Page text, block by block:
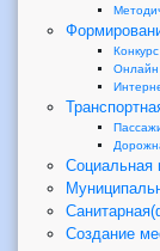
Онлайн
Социальная
Создание